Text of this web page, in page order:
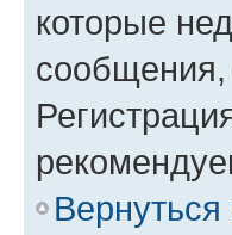
которые
сообщения,
Вернуться